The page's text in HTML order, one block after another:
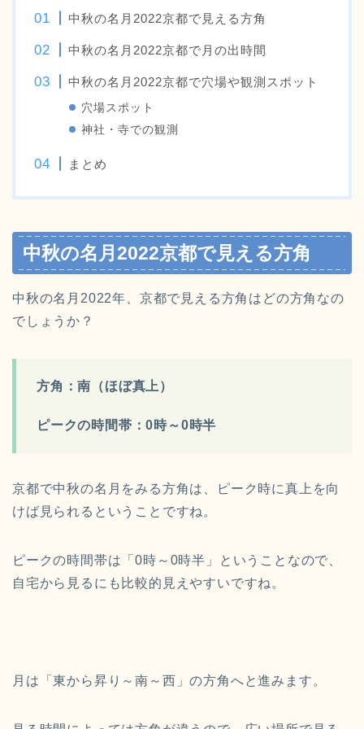
中秋の名月2022京都で見える方角
中秋の名月2022京都で月の出時間
中秋の名月2022京都で穴場や観測スポット
穴場スポット
神社・寺での観測
まとめ
中秋の名月2022京都で見える方角
中秋の名月2022年、京都で見える方角はどの方角なの
でしょうか？
方角：南（ほぼ真上）
ピークの時間帯：0時～0時半
京都で中秋の名月をみる方角は、ピーク時に真上を向
けば見られるということですね。
ピークの時間帯は「0時～0時半」ということなので、
自宅から見るにも比較的見えやすいですね。
月は「東から昇り～南～西」の方角へと進みます。